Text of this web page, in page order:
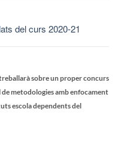
del curs 2020-21
sobre un proper concurs
metodologies amb enfocament
escola dependents del